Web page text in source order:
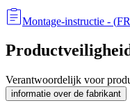
Montage-instructie - (
Verantwoordelijk voor
informatie over de fabrikant